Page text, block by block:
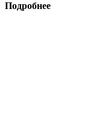
Подробнее